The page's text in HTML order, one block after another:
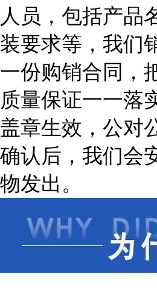
人员，包括产品
装要求等，我们
一份购销合同，
质量保证一一落
盖章生效，公对
确认后，我们会
物发出。